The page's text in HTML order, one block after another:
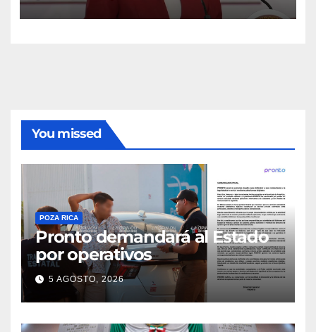
You missed
POZA RICA
Pronto demandará al Estado
por operativos
5 AGOSTO, 2026